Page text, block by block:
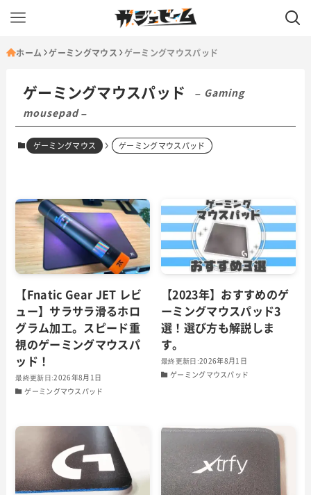
ホーム ゲーミングマウス ゲーミングマウスパッド
ゲーミングマウスパッド
– Gaming
mousepad –
ゲーミングマウス ゲーミングマウスパッド
【Fnatic Gear JET レビ
ュー】サラサラ滑るホロ
グラム加工。スピード重
視のゲーミングマウスパ
ッド！
2026年8月1日
ゲーミングマウスパッド
【2023年】おすすめのゲ
ーミングマウスパッド3
選！選び方も解説しま
す。
2026年8月1日
ゲーミングマウスパッド